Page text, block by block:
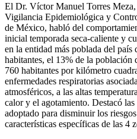
El Dr. Víctor Manuel Torres
Vigilancia Epidemiológica y
de México, habló del
inicial temporada seca-caliente y
en la entidad más poblada del
habitantes, el 13% de la población
760 habitantes por kilómetro
enfermedades respiratorias
atmosféricos, a las altas
calor y el agotamiento. Destacó
adoptado para disminuir los
características específicas de las 4